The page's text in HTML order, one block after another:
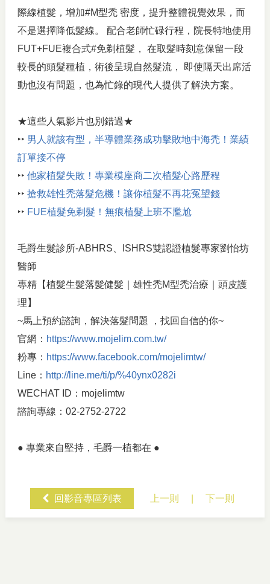
際線植髮，增加#M型禿 密度，提升整體視覺效果，而
不是選擇降低髮線。 配合老師忙碌行程，院長特地使用
FUT+FUE複合式#免剃植髮， 在取髮時刻意保留一段
較長的頭髮種植，術後呈現自然髮流， 即使隔天出席活
動也沒有問題，也為忙錄的現代人提供了解決方案。
★這些人氣影片也別錯過★
‣‣ 男人就該有型，半導體業務成功擊敗地中海禿！業績
訂單接不停
‣‣ 他家植髮失敗！專業模座商二次植髮心路歷程
‣‣ 搶救雄性禿落髮危機！讓你植髮不再花冤望錢
‣‣ FUE植髮免剃髮！無痕植髮上班不尷尬
毛爵生髮診所-ABHRS、ISHRS雙認證植髮專家劉怡坊
醫師
專精【植髮生髮落髮健髮｜雄性禿M型禿治療｜頭皮護
理】
~馬上預約諮詢，解決落髮問題 ，找回自信的你~
官網： https://www.mojelim.com.tw/
粉專： https://www.facebook.com/mojelimtw/
Line： http://line.me/ti/p/%40ynx0282i
WECHAT ID：mojelimtw
諮詢專線：02-2752-2722
● 專業來自堅持，毛爵一植都在 ●
回影音專區列表 上一則 |下一則